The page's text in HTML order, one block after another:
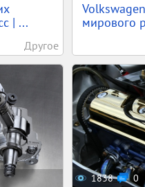
| ...
Другое
мирового
1838 0